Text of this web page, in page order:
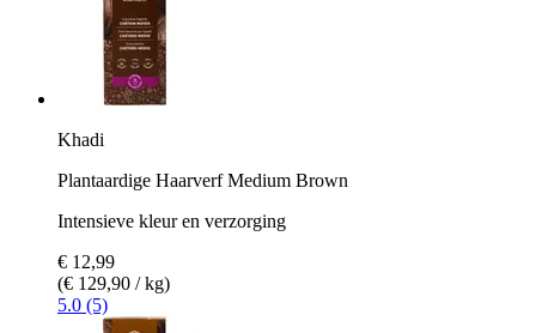
Khadi
Plantaardige Haarverf Medium Brown
Intensieve kleur en verzorging
€ 12,99
(€ 129,90 / kg)
5.0 (5)